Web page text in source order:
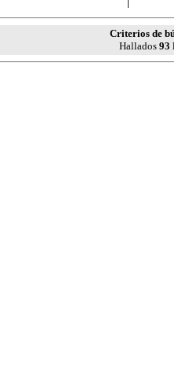
Criterios de
Hallados 93